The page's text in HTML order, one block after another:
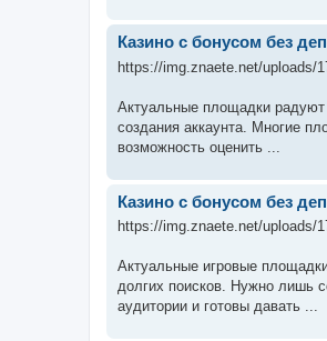
Казино с бонусом без
https://img.znaete.net/uploads/
Актуальные площадки
создания аккаунта. Многие
возможность оценить ...
Казино с бонусом без
https://img.znaete.net/uploads/
Актуальные игровые
долгих поисков. Нужно лишь
аудитории и готовы давать ...